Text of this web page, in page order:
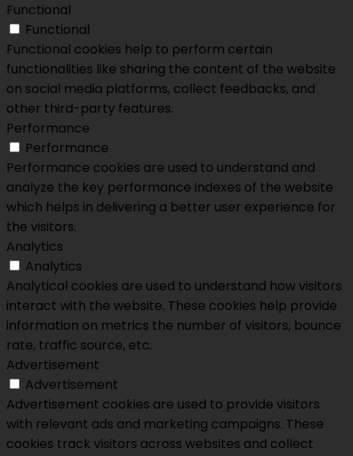
Functional
Functional
Functional cookies help to perform certain
functionalities like sharing the content of the website
on social media platforms, collect feedbacks, and
other third-party features.
Performance
Performance
Performance cookies are used to understand and
analyze the key performance indexes of the website
which helps in delivering a better user experience for
the visitors.
Analytics
Analytics
Analytical cookies are used to understand how visitors
interact with the website. These cookies help provide
information on metrics the number of visitors, bounce
rate, traffic source, etc.
Advertisement
Advertisement
Advertisement cookies are used to provide visitors
with relevant ads and marketing campaigns. These
cookies track visitors across websites and collect